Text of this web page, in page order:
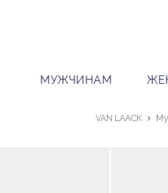
МУЖЧИНАМ
VAN LAACK